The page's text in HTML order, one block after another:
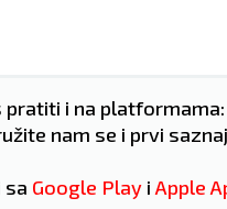
pratiti i na platformama:
nam se i prvi
sa Google Play i Apple